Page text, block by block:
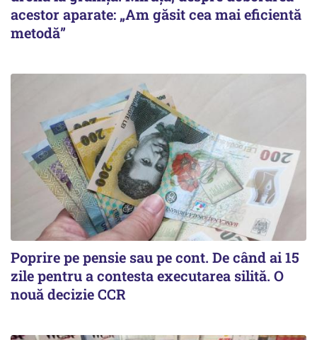
acestor aparate: „Am găsit cea mai eficientă
metodă”
Poprire pe pensie sau pe cont. De când ai 15
zile pentru a contesta executarea silită. O
nouă decizie CCR